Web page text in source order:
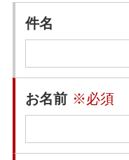
件名
お名前 ※必須